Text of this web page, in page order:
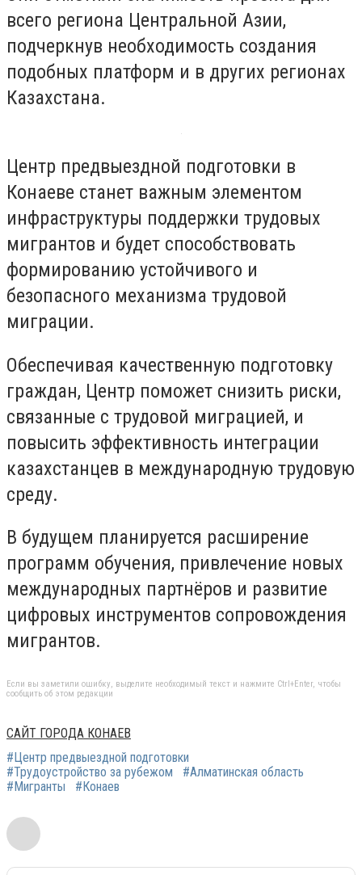
всего региона Центральной Азии,
подчеркнув необходимость создания
подобных платформ и в других регионах
Казахстана.
Центр предвыездной подготовки в
Конаеве станет важным элементом
инфраструктуры поддержки трудовых
мигрантов и будет способствовать
формированию устойчивого и
безопасного механизма трудовой
миграции.
Обеспечивая качественную подготовку
граждан, Центр поможет снизить риски,
связанные с трудовой миграцией, и
повысить эффективность интеграции
казахстанцев в международную трудовую
среду.
В будущем планируется расширение
программ обучения, привлечение новых
международных партнёров и развитие
цифровых инструментов сопровождения
мигрантов.
Если вы заметили ошибку, выделите необходимый текст и нажмите Ctrl+Enter, чтобы
сообщить об этом редакции
САЙТ ГОРОДА КОНАЕВ
#Центр предвыездной подготовки
#Трудоустройство за рубежом
#Алматинская область
#Мигранты
#Конаев